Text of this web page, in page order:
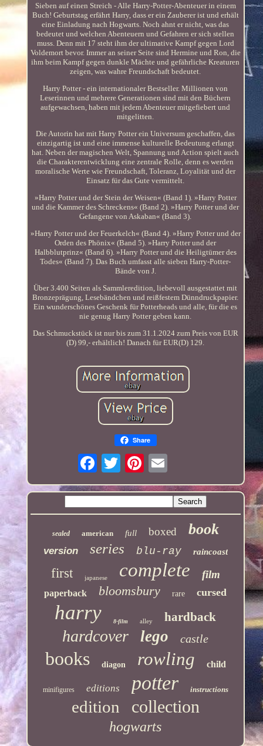
Sieben auf einen Streich - Alle Harry-Potter-Abenteuer in einem
Buch! Geburtstag erfährt Harry, dass er ein Zauberer ist und erhält
eine Einladung nach Hogwarts. Noch ahnt er nicht, was das
bedeutet und welchen Abenteuern und Gefahren er sich stellen
muss. Denn mit 17 steht ihm der ultimative Kampf gegen Lord
Voldemort bevor. Immer an seiner Seite sind Hermine und Ron, die
ihm beim Kampf gegen dunkle Mächte und gefährliche Kreaturen
zeigen, was wahre Freundschaft bedeutet.
Harry Potter - ein internationaler Bestseller. Millionen von
Leserinnen und mehrere Generationen sind mit den Büchern
aufgewachsen, haben mit jedem Abenteuer mitgefiebert und
mitgelitten.
Die Autorin hat mit Harry Potter ein Universum geschaffen, das
einzigartig ist und eine immense kulturelle Bedeutung erlangt
hat. Neben der magischen Welt, Spannung und Action spielt auch
die Charakterentwicklung eine zentrale Rolle, denn es werden
moralische Werte wie Freundschaft, Toleranz, Loyalität und der
Einsatz für das Gute vermittelt.
»Harry Potter und der Stein der Weisen« (Band 1). »Harry Potter
und die Kammer des Schreckens« (Band 2). »Harry Potter und der
Gefangene von Askaban« (Band 3).
»Harry Potter und der Feuerkelch« (Band 4). »Harry Potter und der
Orden des Phönix« (Band 5). »Harry Potter und der
Halbblutprinz« (Band 6). »Harry Potter und die Heiligtümer des
Todes« (Band 7). Das Buch umfasst alle sieben Harry-Potter-
Bände von J.
Über 3.400 Seiten als Sammleredition, liebevoll ausgestattet mit
Bronzeprägung, Lesebändchen und reißfestem Dünndruckpapier.
Ein wunderschönes Geschenk für Potterheads und alle, für die es
nie genug Harry Potter geben kann.
Das Schmuckstück ist nur bis zum 31.1.2024 zum Preis von EUR
(D) 99,- erhältlich! Danach für EUR(D) 129.
Share
sealed american full boxed book
version series blu-ray raincoast
first japanese complete film
paperback bloomsbury rare cursed
harry 8-film alley hardback
hardcover lego castle
books diagon rowling child
minifigures editions potter instructions
edition collection
hogwarts